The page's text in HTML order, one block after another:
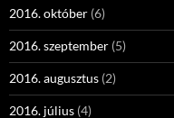
2016. október (6)
2016. szeptember (5)
2016. augusztus (2)
2016. július (4)